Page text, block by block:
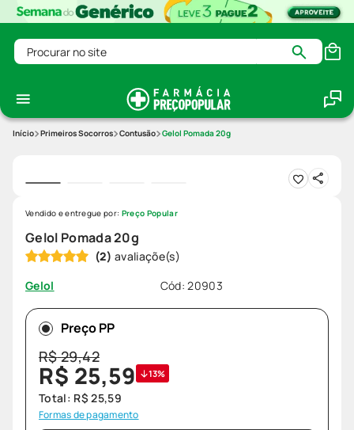
Procurar no site
Primeiros Socorros Contusão Gelol Pomada 20g
Gelol Pomada 20g
(2)
Gelol
Cód:20903
Vendido e entregue por: Preço Popular
Preço PP
R$29,42
R$ 25,59 13%
Total: R$ 25,59
Formas de pagamento